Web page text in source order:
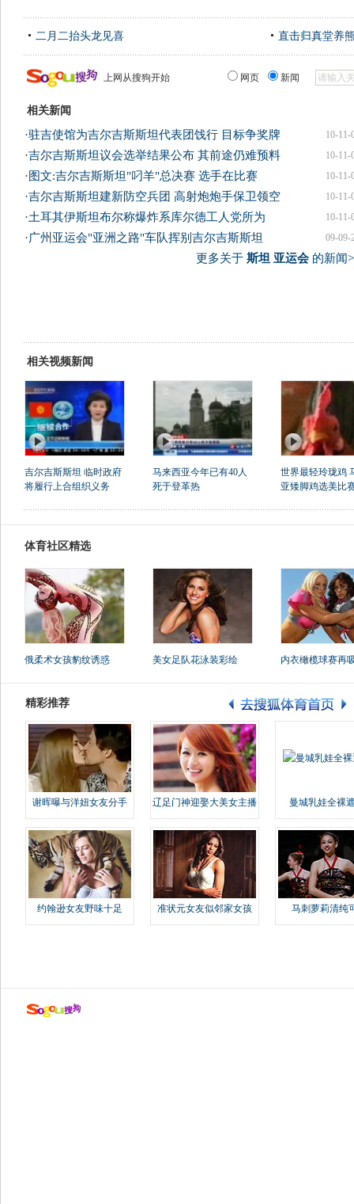
二月二抬头龙见喜 直击归真堂养
上网从搜狗开始 网页 新闻
相关新闻
10-11-
·驻吉使馆为吉尔吉斯斯坦代表团饯行 目标争奖牌
10-11-
·吉尔吉斯斯坦议会选举结果公布 其前途仍难预料
10-11-
· 图文:吉尔吉斯斯坦"叼羊"总决赛 选手在比赛
10-11-
·吉尔吉斯斯坦建新防空兵团 高射炮炮手保卫领空
10-11-
·土耳其伊斯坦布尔称爆炸系库尔德工人党所为
09-09-
·广州亚运会"亚洲之路"车队挥别吉尔吉斯斯坦
更多关于 斯坦 亚运会的新闻
相关视频新闻
吉尔吉斯斯坦 临时政府
将履行上合组织义务
马来西亚今年已有40人
死于登革热
世界最轻玲珑鸡
亚矮脚鸡选美比
体育社区精选
俄柔术女孩豹纹诱惑 美女足队花泳装彩绘 内衣橄榄球赛再
精彩推荐
谢晖曝与洋妞女友分手 辽足门神迎娶大美女主播 曼城乳娃全裸
约翰逊女友野味十足 准状元女友似邻家女孩 马刺萝莉清纯